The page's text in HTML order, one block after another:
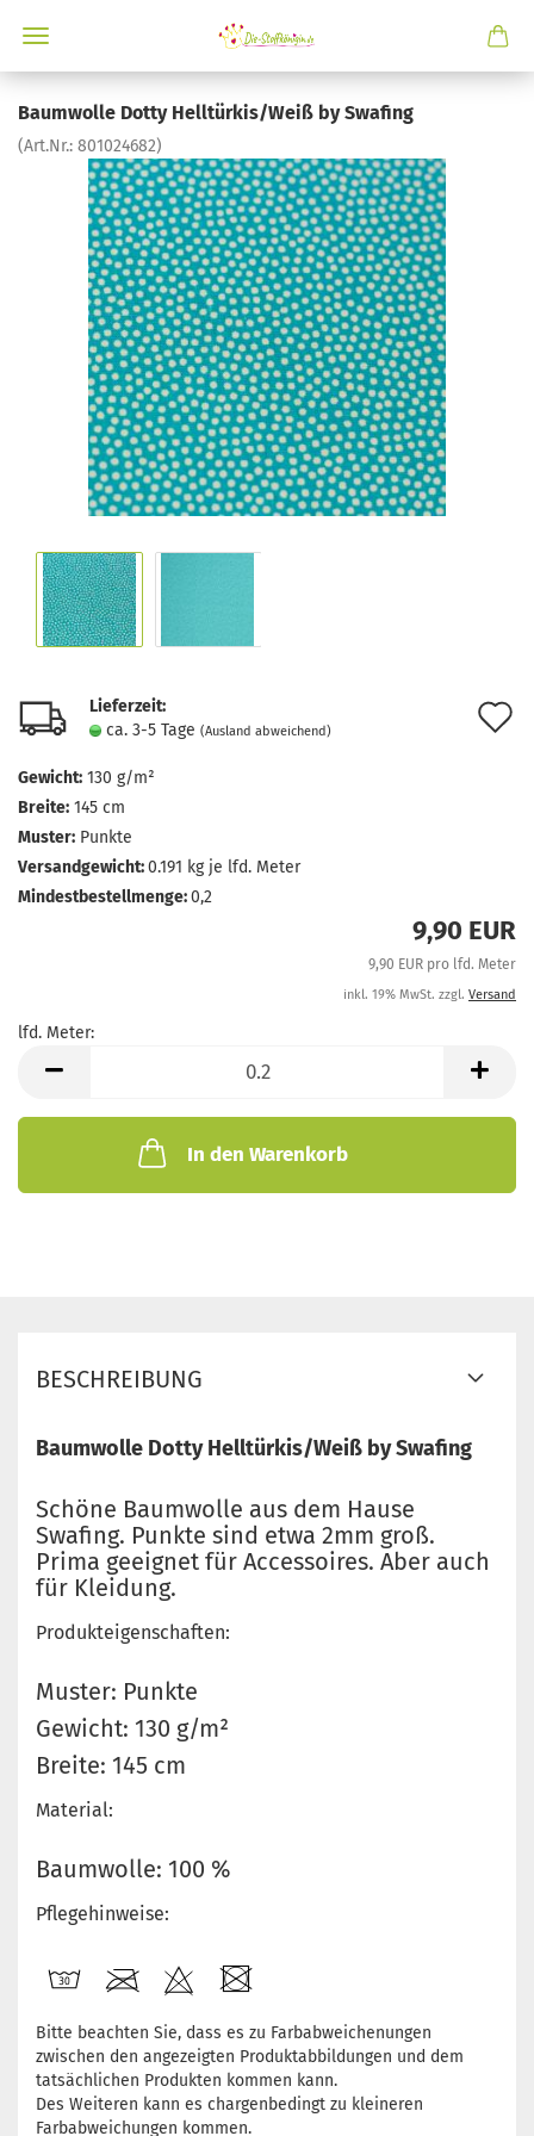
Baumwolle Dotty Helltürkis/Weiß by Swafing
(Art.Nr.: 801024682)
Lieferzeit:
ca. 3-5 Tage (Ausland abweichend)
Gewicht: 130 g/m²
Breite: 145 cm
Muster: Punkte
Versandgewicht:0.191 kg je lfd. Meter
Mindestbestellmenge:0,2
9,90 EUR
9,90 EUR pro lfd. Meter
inkl. 19% MwSt. zzgl. Versand
lfd. Meter:
Meter
In den Warenkorb
BESCHREIBUNG
Baumwolle Dotty Helltürkis/Weiß by Swafing
Schöne Baumwolle aus dem Hause
Swafing. Punkte sind etwa 2mm groß.
Prima geeignet für Accessoires. Aber auch
für Kleidung.
Produkteigenschaften:
Muster: Punkte
Gewicht: 130 g/m²
Breite: 145 cm
Material:
Baumwolle: 100 %
Pflegehinweise:
Bitte beachten Sie, dass es zu Farbabweichenungen
zwischen den angezeigten Produktabbildungen und dem
tatsächlichen Produkten kommen kann.
Des Weiteren kann es chargenbedingt zu kleineren
Farbabweichungen kommen.